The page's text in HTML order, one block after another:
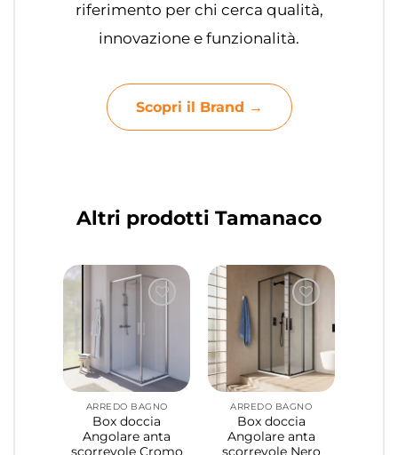
riferimento per chi cerca qualità,
innovazione e funzionalità.
Scopri il Brand →
Altri prodotti Tamanaco
ARREDO BAGNO
Box doccia
Angolare anta
scorrevole Cromo
ARREDO BAGNO
Box doccia
Angolare anta
scorrevole Nero